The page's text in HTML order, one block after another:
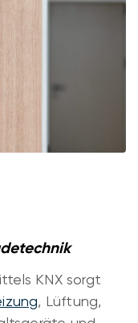
KNX sorgt
, Lüftung,